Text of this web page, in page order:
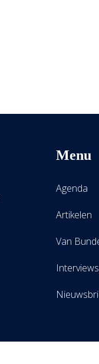
Menu
Agenda
Artikelen
Van
Interviews